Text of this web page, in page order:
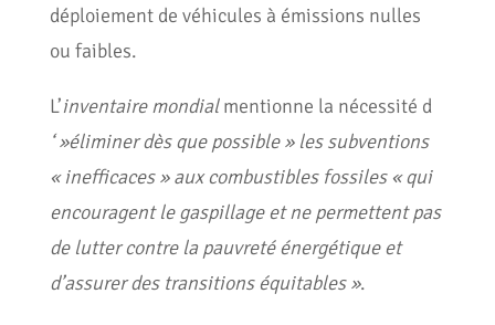
déploiement de véhicules à émissions nulles
ou faibles.
L’inventaire mondialmentionne la nécessité d
‘ »éliminer dès que possible » les subventions
« inefficaces » aux combustibles fossiles « qui
encouragent le gaspillage et ne permettent pas
de lutter contre la pauvreté énergétique et
d’assurer des transitions équitables ».